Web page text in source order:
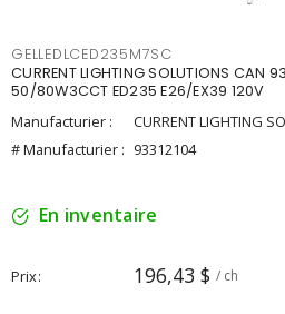
GELLEDLCED235M7SC
CURRENT LIGHTING SOLUTIONS CAN
50/80W3CCT ED235 E26/EX39 120V
Manufacturier :
CURRENT LIGHTING
# Manufacturier : 93312104
En inventaire
Prix 196,43 $ / ch